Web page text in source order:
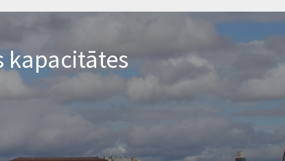
kapacitātes